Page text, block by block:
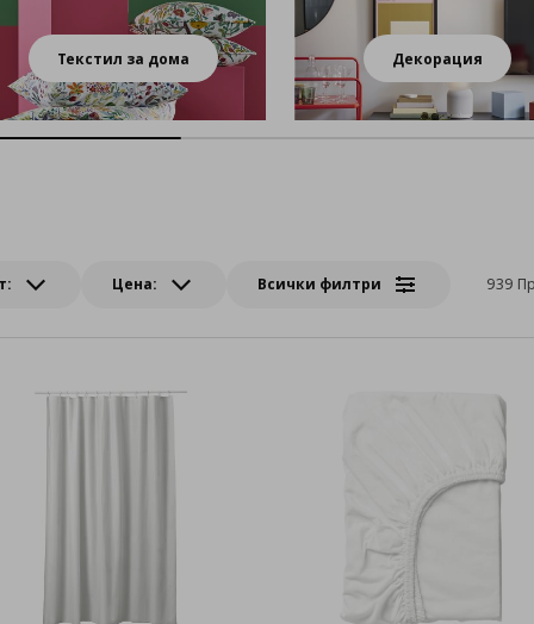
Текстил за дома Декорация
Цена: Всички филтри 939